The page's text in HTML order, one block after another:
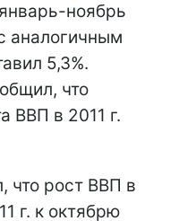
ноябрь
аналогичным
5,3%.
что
ВВП в 2011 г.
что рост ВВП в
г. к октябрю